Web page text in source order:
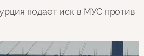
подает иск в МУС против